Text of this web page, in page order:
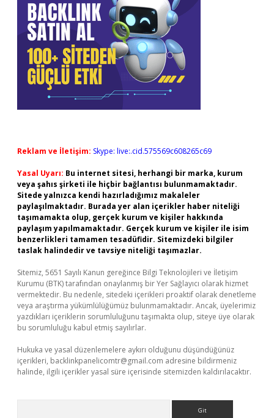
Reklam ve İletişim: Skype: live:.cid.575569c608265c69
Yasal Uyarı: Bu internet sitesi, herhangi bir marka, kurum
veya şahıs şirketi ile hiçbir bağlantısı bulunmamaktadır.
Sitede yalnızca kendi hazırladığımız makaleler
paylaşılmaktadır. Burada yer alan içerikler haber niteliği
taşımamakta olup, gerçek kurum ve kişiler hakkında
paylaşım yapılmamaktadır. Gerçek kurum ve kişiler ile isim
benzerlikleri tamamen tesadüfidir. Sitemizdeki bilgiler
taslak halindedir ve tavsiye niteliği taşımazlar.
Sitemiz, 5651 Sayılı Kanun gereğince Bilgi Teknolojileri ve İletişim
Kurumu (BTK) tarafından onaylanmış bir Yer Sağlayıcı olarak hizmet
vermektedir. Bu nedenle, sitedeki içerikleri proaktif olarak denetleme
veya araştırma yükümlülüğümüz bulunmamaktadır. Ancak, üyelerimiz
yazdıkları içeriklerin sorumluluğunu taşımakta olup, siteye üye olarak
bu sorumluluğu kabul etmiş sayılırlar.
Hukuka ve yasal düzenlemelere aykırı olduğunu düşündüğünüz
içerikleri, backlinkpanelicomtr@gmail.com adresine bildirmeniz
halinde, ilgili içerikler yasal süre içerisinde sitemizden kaldırılacaktır.